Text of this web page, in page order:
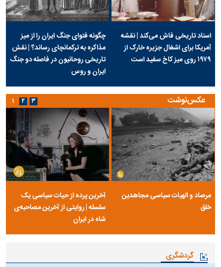
اسناد تاریخی فاش می‌کند | نقشه
آمریکا برای اشغال جزیره خارک از
۱۹۷۹ روی میز کاخ سفید است
چگونه فتوای جنگ ایران را از میز
مذاکره به ترکمانچای رساند؟ | نقش
تاریخی روحانیون در فاصله دو جنگ
ایران و روس
عکس‌نوشت
مرصاد و الهیات سیاسی مجاهدین
خلق
آخرین پرده از حیات سیاسی یک
سلسله | روایتی از آخرین مصاحبه‌ی
شاه در ایران
۱ ۲ ۳
گردشگری